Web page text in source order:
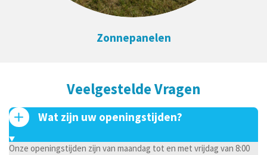
Zonnepanelen
Veelgestelde Vragen
Wat zijn uw openingstijden?
Onze openingstijden zijn van maandag tot en met vrijdag van 8:00